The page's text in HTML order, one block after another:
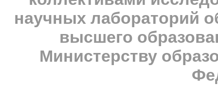
научных лабораторий
высшего
Министерству